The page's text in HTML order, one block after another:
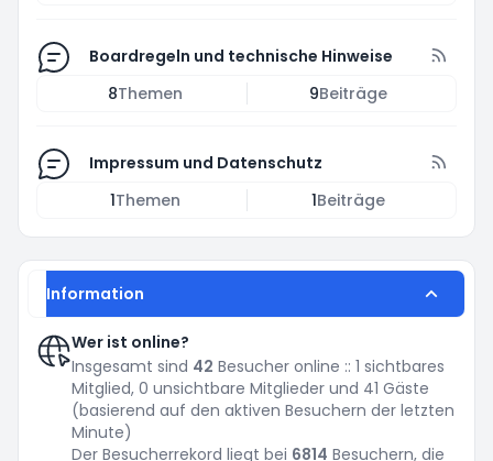
Boardregeln und technische Hinweise
8Themen 9Beiträge
Impressum und Datenschutz
1Themen 1Beiträge
Information
Wer ist online?
Insgesamt sind 42 Besucher online :: 1 sichtbares
Mitglied, 0 unsichtbare Mitglieder und 41 Gäste
(basierend auf den aktiven Besuchern der letzten
Minute)
Der Besucherrekord liegt bei 6814 Besuchern, die